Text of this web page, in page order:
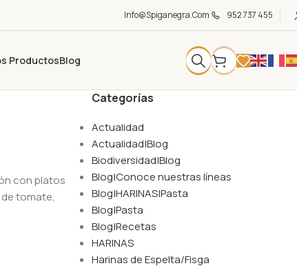
Info@spiganegra.com 952 737 455
ProductosBlog
con platos
tomate,
Categorías
Actualidad
Actualidad|Blog
Biodiversidad|Blog
Blog|Conoce nuestras líneas
Blog|HARINAS|Pasta
Blog|Pasta
Blog|Recetas
HARINAS
Harinas de Espelta/Fisga